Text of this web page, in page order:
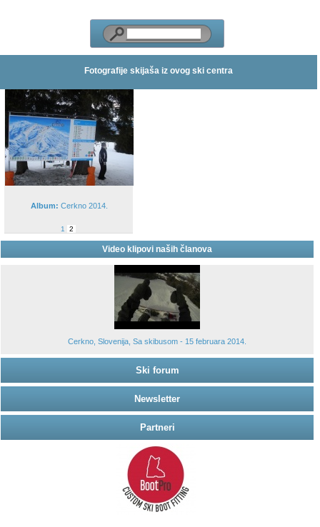
Fotografije skijaša iz ovog ski centra
Album: Cerkno 2014.
1 2
Video klipovi naših članova
Cerkno, Slovenija, Sa skibusom - 15 februara 2014.
Ski forum
Newsletter
Partneri